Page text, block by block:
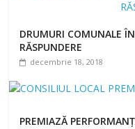
DRUMURI COMUNALE
RĂSPUNDERE
decembrie 18, 2018
PREMIAZĂ